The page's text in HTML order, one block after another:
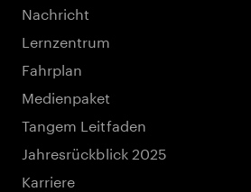
Nachricht
Lernzentrum
Fahrplan
Medienpaket
Tangem Leitfaden
Jahresrückblick 2025
Karriere